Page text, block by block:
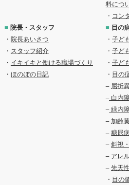
料につ
・ コン
■ 院長・スタッフ
・ 院長あいさつ
・ スタッフ紹介
・ イキイキと働ける職場づくり
・ ほのぼの日記
■ 目の
・子ど
・子ど
・子ど
・ 目の
– 屈折
–白内
–緑内
– 加齢
–糖尿
–斜視
– アレ
–先天
・ 目の